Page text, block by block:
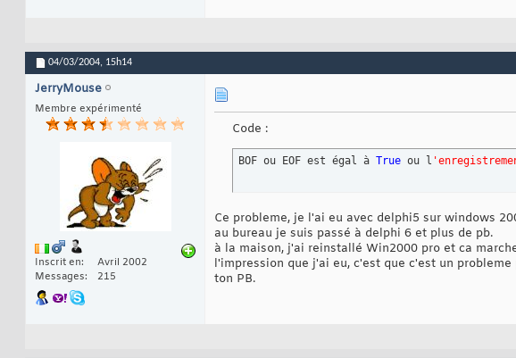
04/03/2004, 15h14
JerryMouse
Membre expérimenté
Inscrit en
Avril 2002
Messages
215
Code :
BOF ou EOF est égal à True ou l
Ce probleme, je l'ai eu avec delphi5 sur windows
au bureau je suis passé à delphi 6 et plus de pb.
à la maison, j'ai reinstallé Win2000 pro et ca
l'impression que j'ai eu, c'est que c'est un
ton PB.